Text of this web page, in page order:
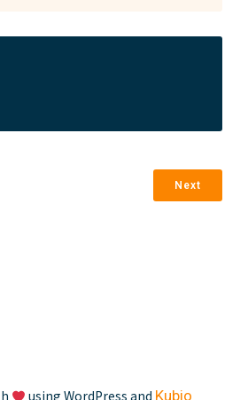
Next
using WordPress and Kubio